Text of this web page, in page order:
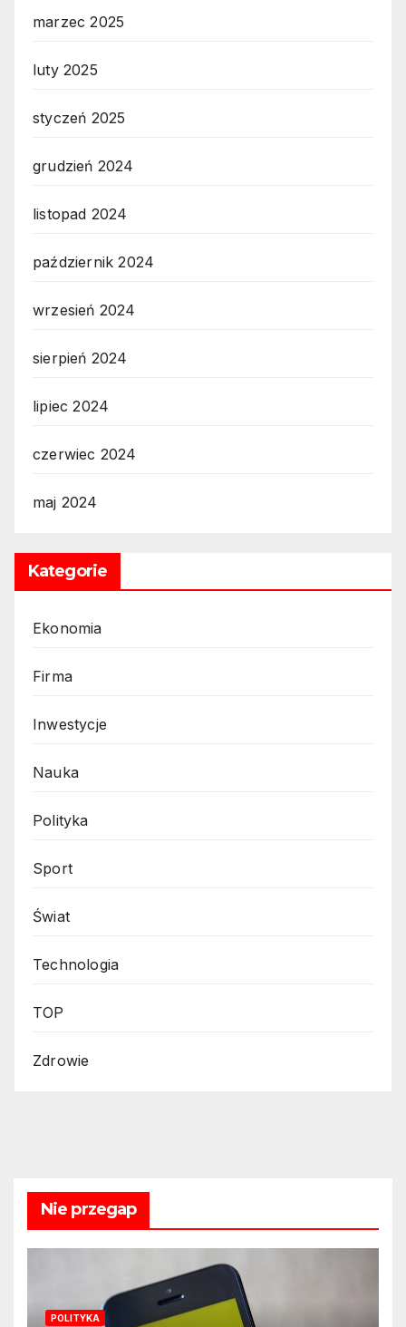
marzec 2025
luty 2025
styczeń 2025
grudzień 2024
listopad 2024
październik 2024
wrzesień 2024
sierpień 2024
lipiec 2024
czerwiec 2024
maj 2024
Kategorie
Ekonomia
Firma
Inwestycje
Nauka
Polityka
Sport
Świat
Technologia
TOP
Zdrowie
Nie przegap
POLITYKA